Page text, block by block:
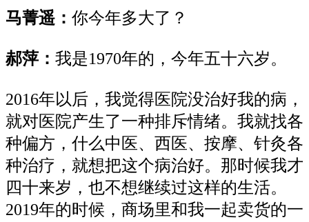
马菁遥： 你今年多大了？
郝萍： 我是1970年的，今年五十六岁。
2016年以后，我觉得医院没治好我的病，
就对医院产生了一种排斥情绪。我就找各
种偏方，什么中医、西医、按摩、针灸各
种治疗，就想把这个病治好。那时候我才
四十来岁，也不想继续过这样的生活。
2019年的时候，商场里和我一起卖货的一